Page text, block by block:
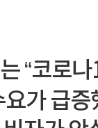
“코로
가 급